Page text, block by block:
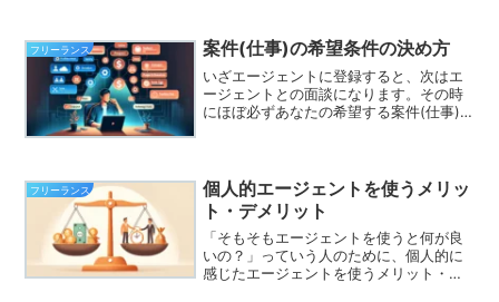
の案件の場合は、週5案件の数が圧倒的に
多いです。その場合は労...
フリーランス 案件(仕事)の希望条件の決め方
いざエージェントに登録すると、次はエ
ージェントとの面談になります。その時
にほぼ必ずあなたの希望する案件(仕事)
になりかねないので、希...
フリーランス
個人的エージェントを使うメリッ
ト・デメリット
「そもそもエージェントを使うと何が良
いの？」っていう人のために、個人的に
感じたエージェントを使うメリット・デ